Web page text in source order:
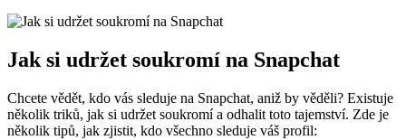
Jak si udržet soukromí na Snapchat
Chcete vědět, kdo vás sleduje na Snapchat, aniž by věděli? Existuje
několik triků, jak si udržet soukromí a odhalit toto tajemství. Zde je
několik tipů, jak zjistit, kdo všechno sleduje váš profil: